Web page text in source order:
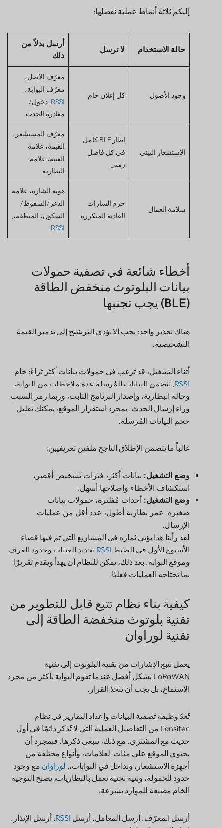
حالة الاستخدام لا ترسل
ذلك
معرّف البوابة،,
RSSI , دخول/
مغادرة الحدث
إطار BLE كامل
في كل فاصل
زمني
معرّف المستشعر،
القيمة، علامة
العتبة، علامة
البطارية
العادية المتكررة
هوية الشارة، علامة
الذعر/السقوط/
السكون، المنطقة،,
RSSI
بيانات البلوتوث منخفض الطاقة
(BLE) يجب تجنبها
التشخيصية.
RSSI, تتضمن البيانات المُرسلة عدة ملاحظات من البوابة،
وحالة البطارية، وإصدار البرنامج الثابت، وربما رمز السبب
وراء إرسال الحدث. بمجرد استقرار الموقع، يمكنك تقليل
حجم البيانات المُرسلة.
استكشاف الأخطاء وإصلاحها أسهل.
وضع التشغيل:أحداث مُفلترة، حمولات بيانات
صغيرة، عمر بطارية أطول، عدد أقل من عمليات
الإرسال.
لقد رأينا هذا يؤتي ثماره في المشاريع التي تم فيها قضاء
الأسبوع الأول في الضبط
RSSI تحديد العتبات وحدود الغرف
وموقع البوابة. بعد ذلك، يمكن للنظام أن يهدأ ويقدم تقريرًا
بما تحتاجه العمليات فعليًا.
تقنية بلوتوث منخفضة الطاقة إلى
تقنية لوراوان
LoRaWAN بشكل أفضل عندما تقوم البوابة بأكثر من مجرد
الاستماع، بل يجب أن تتخذ القرار.
Lansitec من التفاصيل العملية التي لا تُذكر دائمًا في أول
حديث مع المشتري. مع ذلك، ينبغي ذكرها. فبمجرد أن
يحتوي الموقع على مئات العلامات، وأنواع مختلفة من
أجهزة الاستشعار، وتداخل في البوابات،,لوراوانمع وجود
حدود للحمولة، وبنية تحتية تعمل بالبطاريات، يصبح التوجيه
الخام مضيعة للموارد بسرعة.
اترك الضوضاء خلفك.